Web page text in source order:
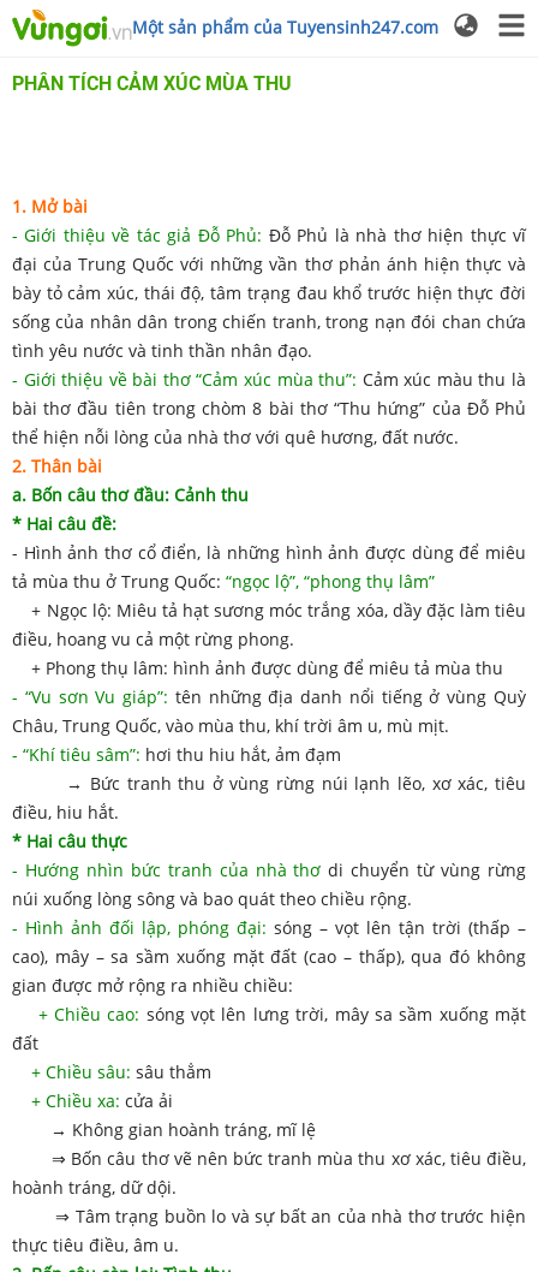
Một sản phẩm của Tuyensinh247.com
PHÂN TÍCH CẢM XÚC MÙA THU
1. Mở bài
- Giới thiệu về tác giả Đỗ Phủ: Đỗ Phủ là nhà thơ hiện thực vĩ
đại của Trung Quốc với những vần thơ phản ánh hiện thực và
bày tỏ cảm xúc, thái độ, tâm trạng đau khổ trước hiện thực đời
sống của nhân dân trong chiến tranh, trong nạn đói chan chứa
tình yêu nước và tinh thần nhân đạo.
- Giới thiệu về bài thơ “Cảm xúc mùa thu”: Cảm xúc màu thu là
bài thơ đầu tiên trong chòm 8 bài thơ “Thu hứng” của Đỗ Phủ
thể hiện nỗi lòng của nhà thơ với quê hương, đất nước.
2. Thân bài
a. Bốn câu thơ đầu: Cảnh thu
* Hai câu đề:
- Hình ảnh thơ cổ điển, là những hình ảnh được dùng để miêu
tả mùa thu ở Trung Quốc: “ngọc lộ”, “phong thụ lâm”
+ Ngọc lộ: Miêu tả hạt sương móc trắng xóa, dầy đặc làm tiêu
điều, hoang vu cả một rừng phong.
+ Phong thụ lâm: hình ảnh được dùng để miêu tả mùa thu
- “Vu sơn Vu giáp”: tên những địa danh nổi tiếng ở vùng Quỳ
Châu, Trung Quốc, vào mùa thu, khí trời âm u, mù mịt.
- “Khí tiêu sâm”: hơi thu hiu hắt, ảm đạm
→ Bức tranh thu ở vùng rừng núi lạnh lẽo, xơ xác, tiêu
điều, hiu hắt.
* Hai câu thực
- Hướng nhìn bức tranh của nhà thơ di chuyển từ vùng rừng
núi xuống lòng sông và bao quát theo chiều rộng.
- Hình ảnh đối lập, phóng đại: sóng – vọt lên tận trời (thấp –
cao), mây – sa sầm xuống mặt đất (cao – thấp), qua đó không
gian được mở rộng ra nhiều chiều:
+ Chiều cao: sóng vọt lên lưng trời, mây sa sầm xuống mặt
đất
+ Chiều sâu: sâu thẳm
+ Chiều xa: cửa ải
→ Không gian hoành tráng, mĩ lệ
⇒ Bốn câu thơ vẽ nên bức tranh mùa thu xơ xác, tiêu điều,
hoành tráng, dữ dội.
⇒ Tâm trạng buồn lo và sự bất an của nhà thơ trước hiện
thực tiêu điều, âm u.